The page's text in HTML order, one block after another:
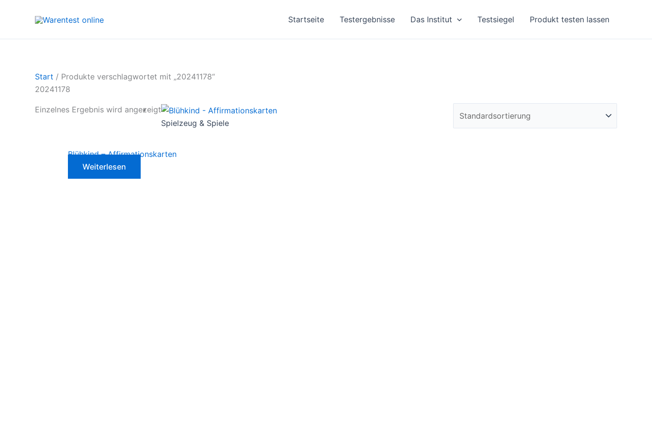
Startseite Testergebnisse Das Institut Testsiegel Produkt testen lassen
Start / Produkte verschlagwortet mit „20241178“
20241178
Einzelnes Ergebnis wird angezeigt
Spielzeug & Spiele
Blühkind – Affirmationskarten
Weiterlesen